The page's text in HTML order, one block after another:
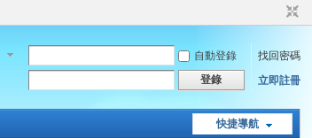
自動登錄
找回密碼
登錄 立即註冊
快捷導航